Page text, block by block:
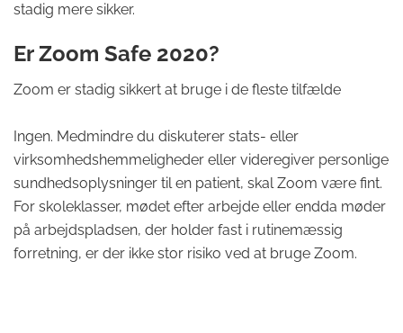
stadig mere sikker.
Er Zoom Safe 2020?
Zoom er stadig sikkert at bruge i de fleste tilfælde
Ingen. Medmindre du diskuterer stats- eller
virksomhedshemmeligheder eller videregiver personlige
sundhedsoplysninger til en patient, skal Zoom være fint.
For skoleklasser, mødet efter arbejde eller endda møder
på arbejdspladsen, der holder fast i rutinemæssig
forretning, er der ikke stor risiko ved at bruge Zoom.